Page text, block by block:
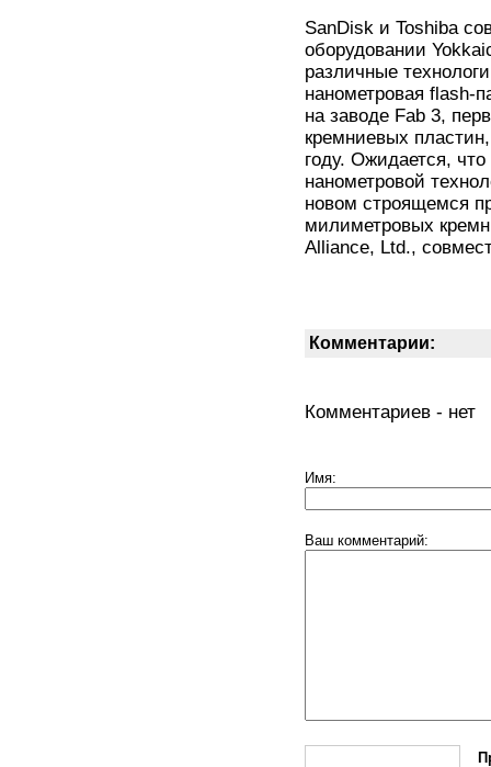
SanDisk и Toshiba
оборудовании
различные
нанометровая flash-
на заводе Fab 3,
кремниевых
году. Ожидается,
нанометровой
новом строящемся
милиметровых
Alliance, Ltd.,
Комментарии:
Комментариев - нет
Имя:
Ваш комментарий: